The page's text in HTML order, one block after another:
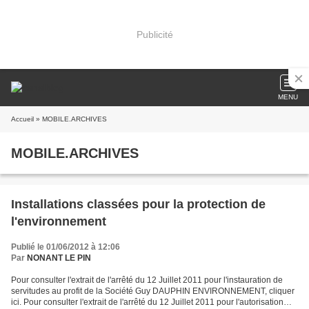
Publicité
MENU
Accueil » MOBILE.ARCHIVES
MOBILE.ARCHIVES
Installations classées pour la protection de
l'environnement
Publié le 01/06/2012 à 12:06
Par NONANT LE PIN
Pour consulter l'extrait de l'arrêté du 12 Juillet 2011 pour l'instauration de
servitudes au profit de la Société Guy DAUPHIN ENVIRONNEMENT, cliquer
ici. Pour consulter l'extrait de l'arrêté du 12 Juillet 2011 pour l'autorisation